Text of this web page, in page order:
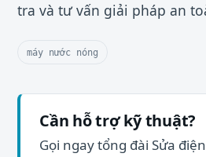
tra và tư vấn giải pháp an
máy nước nóng
Cần hỗ trợ kỹ thuật?
Gọi ngay tổng đài Sửa